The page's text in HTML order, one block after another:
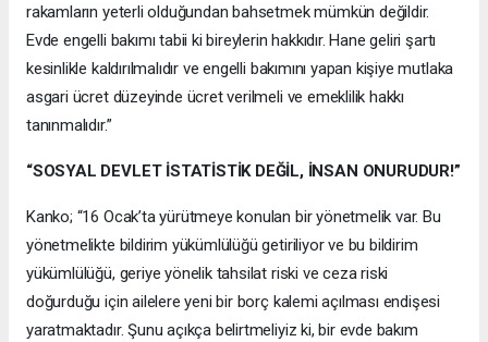
rakamların yeterli olduğundan bahsetmek mümkün değildir.
Evde engelli bakımı tabii ki bireylerin hakkıdır. Hane geliri şartı
kesinlikle kaldırılmalıdır ve engelli bakımını yapan kişiye mutlaka
asgari ücret düzeyinde ücret verilmeli ve emeklilik hakkı
tanınmalıdır.”
“SOSYAL DEVLET İSTATİSTİK DEĞİL, İNSAN ONURUDUR!”
Kanko; “16 Ocak’ta yürütmeye konulan bir yönetmelik var. Bu
yönetmelikte bildirim yükümlülüğü getiriliyor ve bu bildirim
yükümlülüğü, geriye yönelik tahsilat riski ve ceza riski
doğurduğu için ailelere yeni bir borç kalemi açılması endişesi
yaratmaktadır. Şunu açıkça belirtmeliyiz ki, bir evde bakım